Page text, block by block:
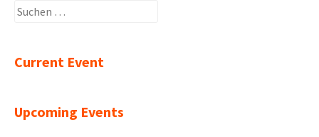
Suchen
Current Event
Upcoming Events